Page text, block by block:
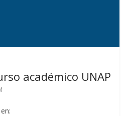
académico UNAP